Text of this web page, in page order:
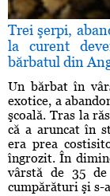
Trei şerpi,
la curent
bărbatul din
Un bărbat în
exotice, a
şcoală. Tras la
că a aruncat în
era prea
îngrozit. În
vârstă de 35
cumpărături şi s-